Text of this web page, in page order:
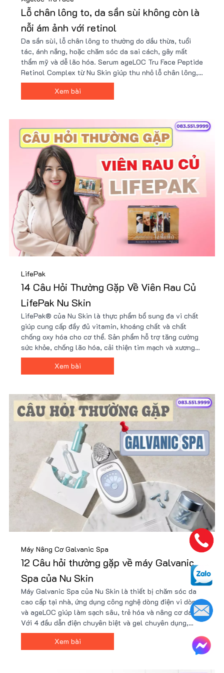
Lỗ chân lông to, da sần sùi không còn là
nỗi ám ảnh với retinol
Da sần sùi, lỗ chân lông to thường do dầu thừa, tuổi
tác, ánh nắng, hoặc chăm sóc da sai cách, gây mất
thẩm mỹ và dễ lão hóa. Serum ageLOC Tru Face Peptide
Retinol Complex từ Nu Skin giúp thu nhỏ lỗ chân lông,
cải thiện kết cấu da và tăng độ đàn hồi nhờ công nghệ
peptide và retinol tiên tiến. Nhận ưu đãi từ Nu88 ngay!
Xem bài
LifePak
14 Câu Hỏi Thường Gặp Về Viên Rau Củ
LifePak Nu Skin
LifePak® của Nu Skin là thực phẩm bổ sung đa vi chất
giúp cung cấp đầy đủ vitamin, khoáng chất và chất
chống oxy hóa cho cơ thể. Sản phẩm hỗ trợ tăng cường
sức khỏe, chống lão hóa, cải thiện tim mạch và xương
khớp. Với công thức hơn 40 thành phần tự nhiên,
LifePak là lựa chọn lý tưởng cho sức khỏe toàn diện.
Xem bài
Máy Nâng Cơ Galvanic Spa
12 Câu hỏi thường gặp về máy Galvanic
Spa của Nu Skin
Máy Galvanic Spa của Nu Skin là thiết bị chăm sóc da
cao cấp tại nhà, ứng dụng công nghệ dòng điện vi dòng
và ageLOC giúp làm sạch sâu, trẻ hóa và nâng cơ da.
Với 4 đầu dẫn điện chuyên biệt và gel chuyên dụng,
máy hỗ trợ cải thiện nếp nhăn, làm sáng da, giúp làn da
săn chắc, rạng rỡ chỉ trong vài phút mỗi ngày.
Xem bài